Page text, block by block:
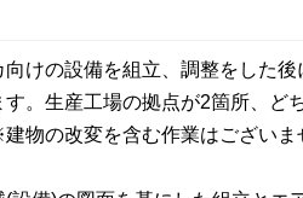
けの設備を組立、調整をした後
。生産工場の拠点が2箇所、ど
物の改変を含む作業はございま